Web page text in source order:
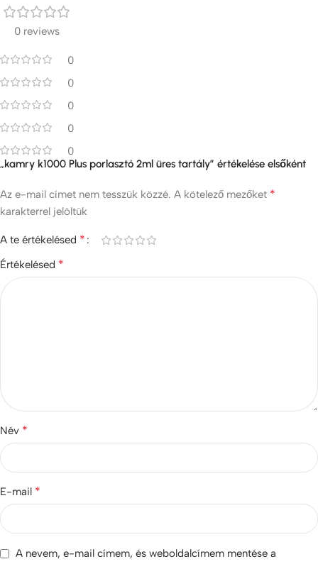
0 reviews
0
0
0
0
0
„kamry k1000 Plus porlasztó 2ml üres tartály” értékelése elsőként
Az e-mail címet nem tesszük közzé. A kötelező mezőket *
karakterrel jelöltük
A te értékelésed *
Értékelésed *
Név *
E-mail *
A nevem, e-mail címem, és weboldalcímem mentése a